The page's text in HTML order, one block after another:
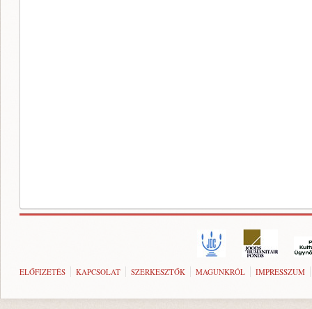
ELŐFIZETÉS KAPCSOLAT SZERKESZTŐK MAGUNKRÓL IMPRESSZUM